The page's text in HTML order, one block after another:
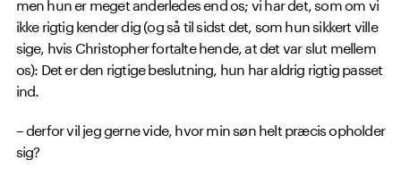
ikke rigtig kender dig (og så til sidst det, som hun sikkert ville
sige, hvis Christopher fortalte hende, at det var slut mellem
os): Det er den rigtige beslutning, hun har aldrig rigtig passet
ind.
– derfor vil jeg gerne vide, hvor min søn helt præcis opholder
sig?